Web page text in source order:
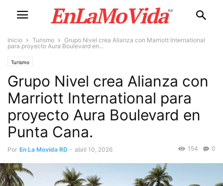
Inicio Turismo
Grupo Nivel crea Alianza con Marriott International
para proyecto Aura Boulevard en...
Turismo
Grupo Nivel crea Alianza con
Marriott International para
proyecto Aura Boulevard en
Punta Cana.
Por En La Movida RD - abril 10, 2026 0
154